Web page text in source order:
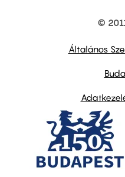
©
Általános